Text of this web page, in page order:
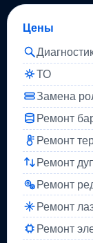
Цены
ТО
Замена
Ремонт
Ремонт
Ремонт
Ремонт
Ремонт
Ремонт